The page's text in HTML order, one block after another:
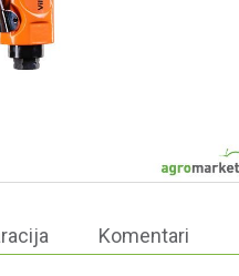
Komentari